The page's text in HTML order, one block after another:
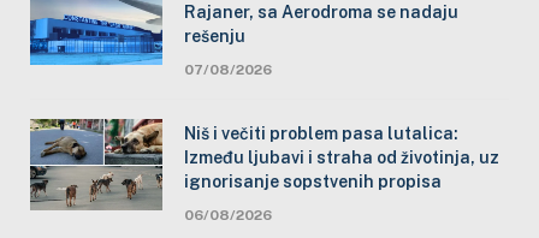
Rajaner, sa Aerodroma se nadaju
rešenju
07/08/2026
Niš i večiti problem pasa lutalica:
Između ljubavi i straha od životinja, uz
ignorisanje sopstvenih propisa
06/08/2026